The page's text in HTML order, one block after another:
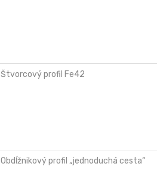
Štvorcový profil Fe42
Obdĺžnikový profil „jednoduchá cesta“